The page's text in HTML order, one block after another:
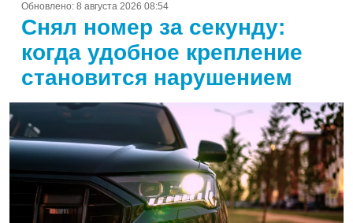
Обновлено: 8 августа 2026 08:54
Снял номер за секунду:
когда удобное крепление
становится нарушением